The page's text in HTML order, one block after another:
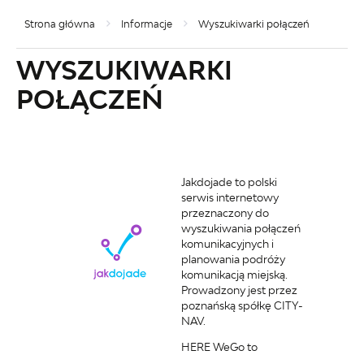
Strona główna Informacje Wyszukiwarki połączeń
WYSZUKIWARKI
POŁĄCZEŃ
Jakdojade to polski
serwis internetowy
przeznaczony do
wyszukiwania połączeń
komunikacyjnych i
planowania podróży
komunikacją miejską.
Prowadzony jest przez
poznańską spółkę CITY-
NAV.
HERE WeGo to